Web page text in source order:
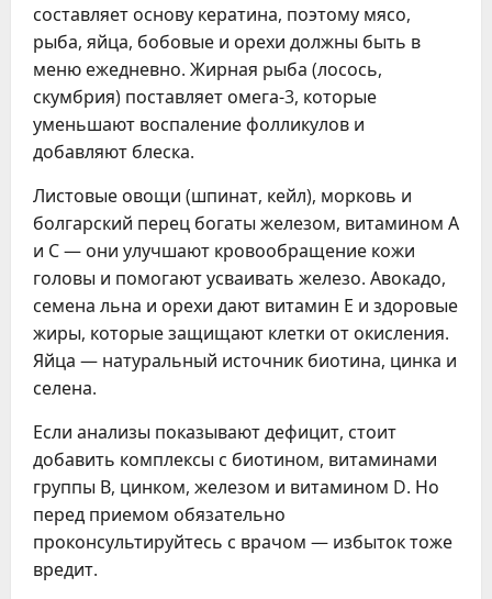
составляет основу кератина, поэтому мясо,
рыба, яйца, бобовые и орехи должны быть в
меню ежедневно. Жирная рыба (лосось,
скумбрия) поставляет омега-3, которые
уменьшают воспаление фолликулов и
добавляют блеска.
Листовые овощи (шпинат, кейл), морковь и
болгарский перец богаты железом, витамином А
и С — они улучшают кровообращение кожи
головы и помогают усваивать железо. Авокадо,
семена льна и орехи дают витамин Е и здоровые
жиры, которые защищают клетки от окисления.
Яйца — натуральный источник биотина, цинка и
селена.
Если анализы показывают дефицит, стоит
добавить комплексы с биотином, витаминами
группы В, цинком, железом и витамином D. Но
перед приемом обязательно
проконсультируйтесь с врачом — избыток тоже
вредит.